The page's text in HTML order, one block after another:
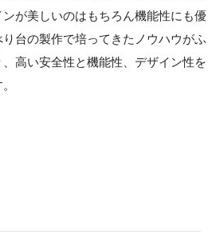
が美しいのはもちろん機能性にも優
台の製作で培ってきたノウハウがふ
高い安全性と機能性、デザイン性を